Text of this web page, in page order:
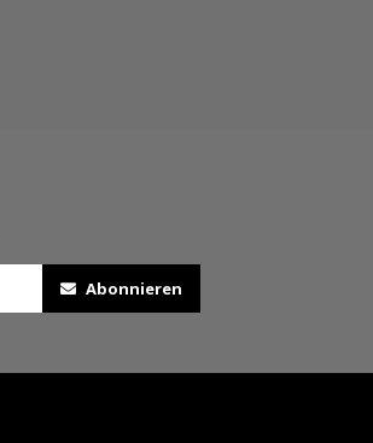
Abonnieren